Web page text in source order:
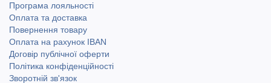
Програма лояльності
Оплата та доставка
Повернення товару
Оплата на рахунок IBAN
Договір публічної оферти
Політика конфіденційності
Зворотній зв'язок